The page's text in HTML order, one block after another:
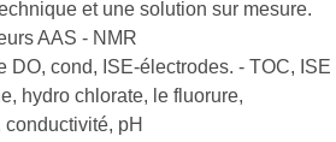
et une solution sur mesure.
AAS - NMR
DO, cond, ISE-électrodes. - TOC, ISE
hydro chlorate, le fluorure,
pH